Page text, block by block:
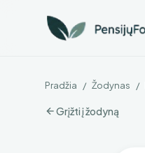
Pradžia / Žodynas /
Grįžti į žodyną